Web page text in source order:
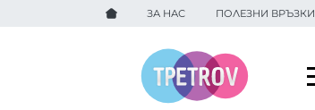
ЗА НАС ПОЛЕЗНИ ВРЪЗКИ